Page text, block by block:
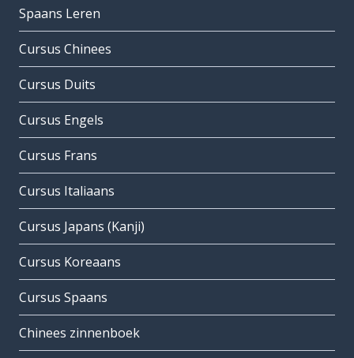
Spaans Leren
Cursus Chinees
Cursus Duits
Cursus Engels
Cursus Frans
Cursus Italiaans
Cursus Japans (Kanji)
Cursus Koreaans
Cursus Spaans
Chinees zinnenboek